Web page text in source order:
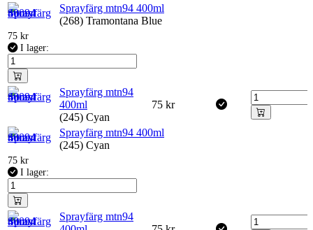
Sprayfärg mtn94 400ml
(268) Tramontana Blue
75 kr
I lager:
Sprayfärg mtn94
400ml
(245) Cyan
75 kr
Sprayfärg mtn94 400ml
(245) Cyan
75 kr
I lager:
Sprayfärg mtn94